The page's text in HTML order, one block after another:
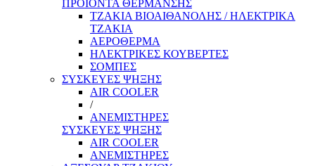
ΠΡΟΪΟΝΤΑ ΘΕΡΜΑΝΣΗΣ
ΤΖΑΚΙΑ ΒΙΟΑΙΘΑΝΟΛΗΣ / ΗΛΕΚΤΡΙΚΑ
ΤΖΑΚΙΑ
ΑΕΡΟΘΕΡΜΑ
ΗΛΕΚΤΡΙΚΕΣ ΚΟΥΒΕΡΤΕΣ
ΣΟΜΠΕΣ
ΣΥΣΚΕΥΕΣ ΨΗΞΗΣ
AIR COOLER
/
ΑΝΕΜΙΣΤΗΡΕΣ
ΣΥΣΚΕΥΕΣ ΨΗΞΗΣ
AIR COOLER
ΑΝΕΜΙΣΤΗΡΕΣ